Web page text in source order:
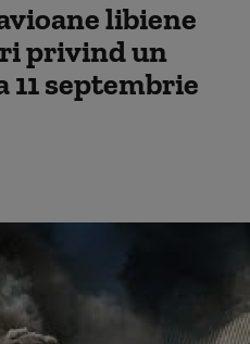
libiene
privind un
septembrie